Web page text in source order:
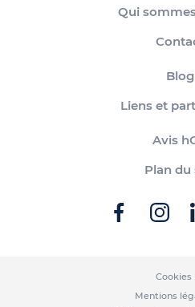
Qui
Blog
Liens et
Avis
Plan du
Cookies
Mentions